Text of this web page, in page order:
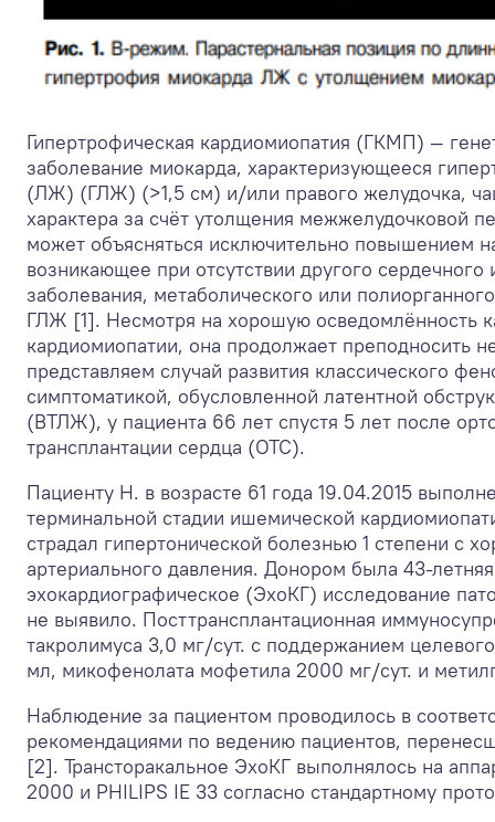
Гипертрофическая кардиомиопатия (ГКМП) —
заболевание миокарда, характеризующееся
(ЛЖ) (ГЛЖ) (>1,5 см) и/или правого желудочка,
характера за счёт утолщения межжелудочковой
может объясняться исключительно повышением
возникающее при отсутствии другого сердечного
заболевания, метаболического или
ГЛЖ [1]. Несмотря на хорошую осведомлённость
кардиомиопатии, она продолжает преподносить
представляем случай развития классического
симптоматикой, обусловленной латентной
(ВТЛЖ), у пациента 66 лет спустя 5 лет после
трансплантации сердца (ОТС).
Пациенту Н. в возрасте 61 года 19.04.2015
терминальной стадии ишемической
страдал гипертонической болезнью 1 степени с
артериального давления. Донором была 43-
эхокардиографическое (ЭхоКГ) исследование
не выявило. Посттрансплантационная
такролимуса 3,0 мг/сут. с поддержанием
мл, микофенолата мофетила 2000 мг/сут. и
Наблюдение за пациентом проводилось в
рекомендациями по ведению пациентов,
[2]. Трансторакальное ЭхоКГ выполнялось на
2000 и PHILIPS IE 33 согласно стандартному